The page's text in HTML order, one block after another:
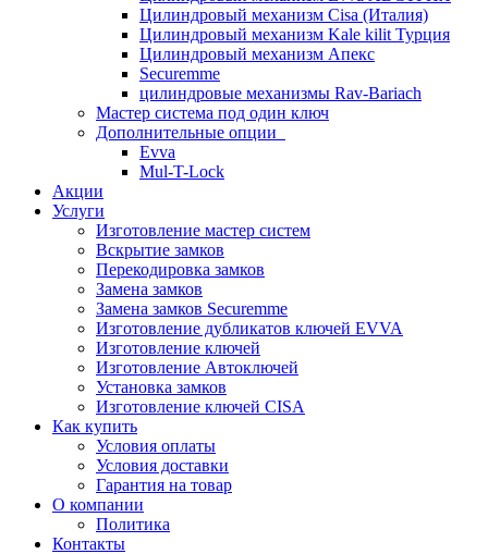
Цилиндровый механизм Cisa (Италия)
Цилиндровый механизм Kale kilit Турция
Цилиндровый механизм Апекс
Securemme
цилиндровые механизмы Rav-Bariach
Мастер система под один ключ
Дополнительные опции
Evva
Mul-T-Lock
Акции
Услуги
Изготовление мастер систем
Вскрытие замков
Перекодировка замков
Замена замков
Замена замков Securemme
Изготовление дубликатов ключей EVVA
Изготовление ключей
Изготовление Автоключей
Установка замков
Изготовление ключей CISA
Как купить
Условия оплаты
Условия доставки
Гарантия на товар
О компании
Политика
Контакты